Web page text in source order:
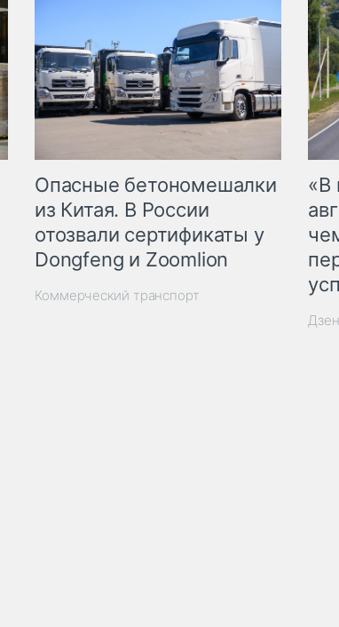
Опасные бетономешалки
из Китая. В России
отозвали сертификаты у
Dongfeng и Zoomlion
Коммерческий транспорт
«В
Дзен